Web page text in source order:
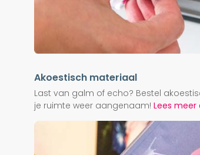
Akoestisch materiaal
Last van galm of echo? Bestel
je ruimte weer aangenaam! Lees meer